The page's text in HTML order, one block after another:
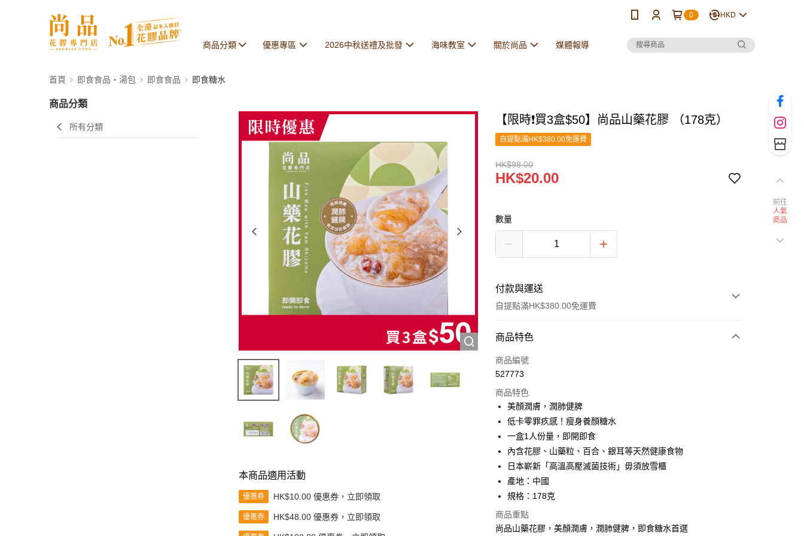
0 HKD
商品分類 優惠專區 2026中秋送禮及批發 海味教室 關於尚品 媒體報導
首頁 即食食品・湯包 即食食品 即食糖水
商品分類
所有分類
本商品適用活動
優惠券 HK$10.00 優惠券，立即領取
優惠券 HK$48.00 優惠券，立即領取
【限時❗買3盒$50】尚品山藥花膠 （178克）
自提點滿HK$380.00免運費
HK$98.00
HK$20.00
數量
付款與運送
自提點滿HK$380.00免運費
付款方式
信用卡
Google Pay
AlipayHK
PayMe
WeChat Pay
BoC Pay
其他轉帳方式
相關說明
商品特色
商品編號
527773
商品特色
美顏潤膚，潤肺健脾
低卡零罪疚感！瘦身養顏糖水
一盒1人份量，即開即食
內含花膠、山藥粒、百合、銀耳等天然健康食物
日本嶄新「高溫高壓滅菌技術」毋須放雪櫃
產地：中國
規格：178克
商品重點
尚品山藥花膠，美顏潤膚，潤肺健脾，即食糖水首選
前往
人氣
商品